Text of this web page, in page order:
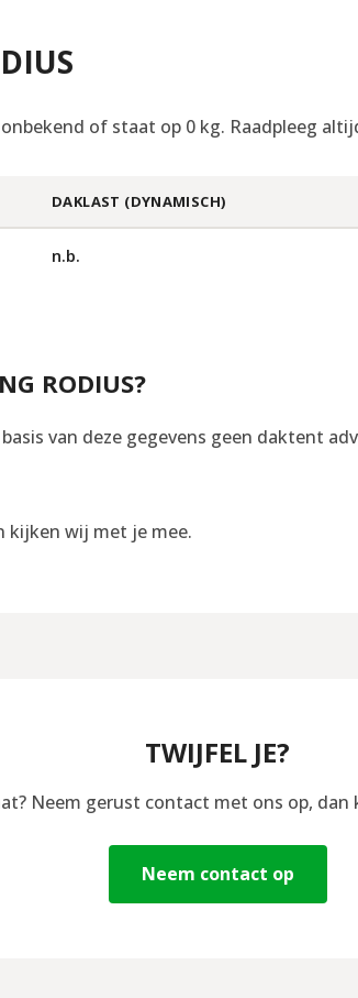
of staat op 0 kg. Raadpleeg
DAKLAST (DYNAMISCH)
n.b.
RODIUS?
van deze gegevens geen daktent
kijken wij met je mee.
TWIJFEL JE?
Neem gerust contact met ons op,
Neem contact op